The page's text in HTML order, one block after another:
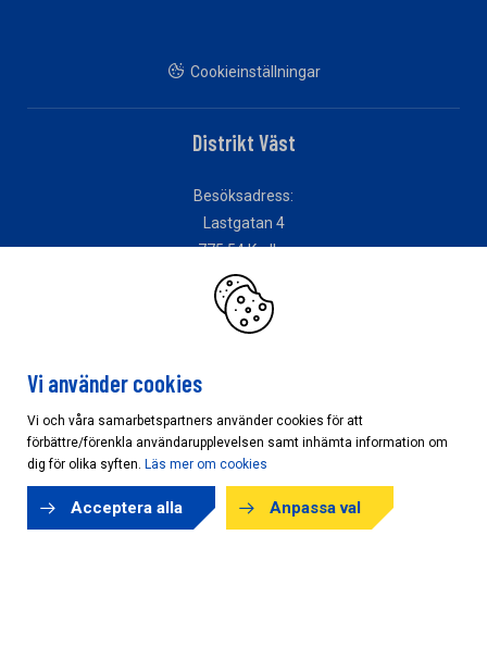
Cookieinställningar
Distrikt Väst
Besöksadress:
Lastgatan 4
775 54 Krylbo
Vallvägen 6B
756 51 Uppsala
Vi använder cookies
Vi och våra samarbetspartners använder cookies för att
förbättre/förenkla användarupplevelsen samt inhämta information om
dig för olika syften. Läs mer om cookies
Acceptera alla Anpassa val